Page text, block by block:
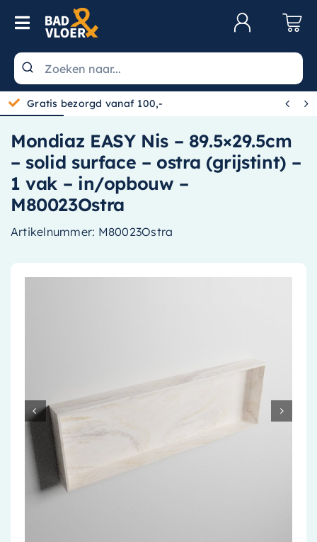
Skip to content
Toggle Navigation
Wastafels
Toiletten
Spiegels
Kranen
Douche
Badkamermeubels
PVC
Tegels
Gratis bezorgd vanaf 100,-  
Mondiaz EASY Nis – 89.5×29.5cm
– solid surface – ostra (grijstint) –
1 vak – in/opbouw –
M80023Ostra
Artikelnummer: M80023Ostra